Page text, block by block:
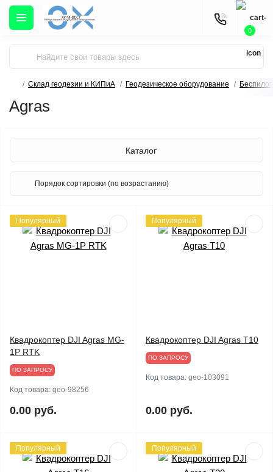
0
Склад геодезии и КИПиА Геодезическое оборудование
Agras
Каталог
Популярный
Квадрокоптер DJI Agras MG-
1P RTK
ПО ЗАПРОСУ
Код товара: geo-98256
0.00 руб.
Популярный
Квадрокоптер DJI Agras T10
ПО ЗАПРОСУ
Код товара: geo-103091
0.00 руб.
Популярный Популярный